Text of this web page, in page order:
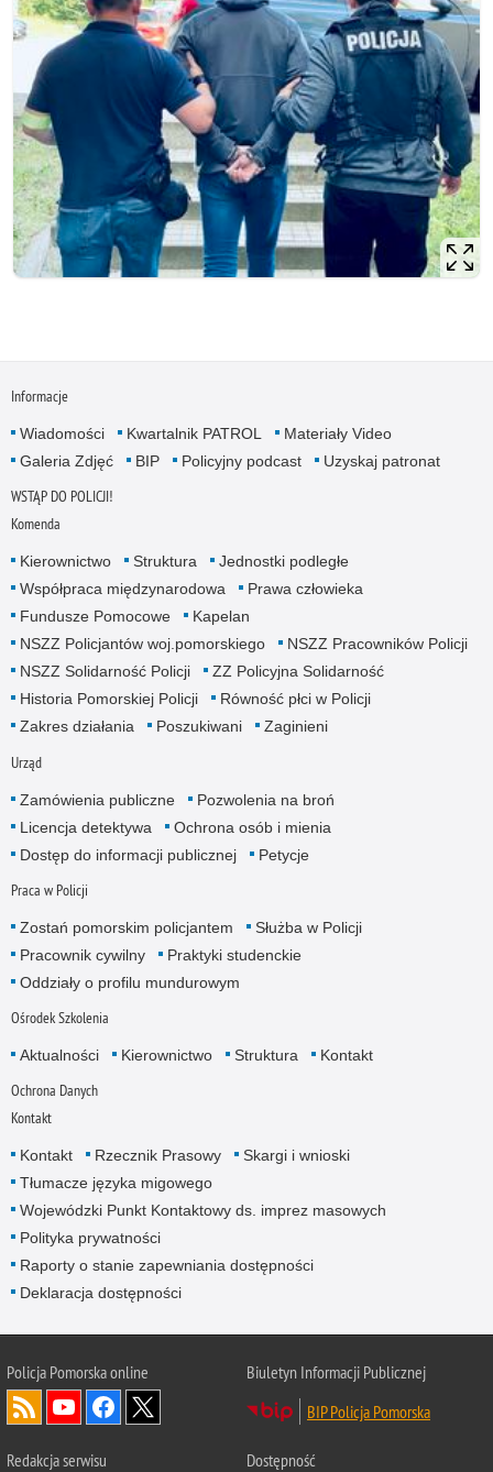
Informacje
Wiadomości Kwartalnik PATROL
Materiały Video
Galeria Zdjęć
BIP Policyjny podcast Uzyskaj patronat
WSTĄP DO POLICJI!
Komenda
Kierownictwo Struktura
Jednostki podległe
Współpraca międzynarodowa
Prawa człowieka
Fundusze Pomocowe
Kapelan
NSZZ Policjantów woj.pomorskiego
NSZZ Pracowników Policji
NSZZ Solidarność Policji
ZZ Policyjna Solidarność
Historia Pomorskiej Policji
Równość płci w Policji
Zakres działania
Poszukiwani Zaginieni
Urząd
Zamówienia publiczne
Pozwolenia na broń
Licencja detektywa
Ochrona osób i mienia
Dostęp do informacji publicznej
Petycje
Praca w Policji
Zostań pomorskim policjantem
Służba w Policji
Pracownik cywilny
Praktyki studenckie
Oddziały o profilu mundurowym
Ośrodek Szkolenia
Aktualności Kierownictwo Struktura Kontakt
Ochrona Danych
Kontakt
Kontakt Rzecznik Prasowy
Skargi i wnioski
Tłumacze języka migowego
Wojewódzki Punkt Kontaktowy ds. imprez masowych
Polityka prywatności
Raporty o stanie zapewniania dostępności
Deklaracja dostępności
Policja Pomorska online
Biuletyn Informacji Publicznej
BIP Policja Pomorska
Redakcja serwisu Dostępność